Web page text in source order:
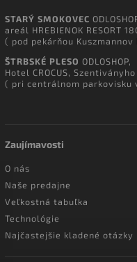
STARÝ SMOKOVEC
areál HREBIENOK RESORT
( pod pekárňou Kuszmannov
ŠTRBSKÉ PLESO ODLOSHOP,
Hotel CROCUS,
( pri centrálnom parkovisku
Zaujímavosti
O nás
Naše predajne
Veľkostná tabuľka
Technológie
Najčastejšie kladené otázky